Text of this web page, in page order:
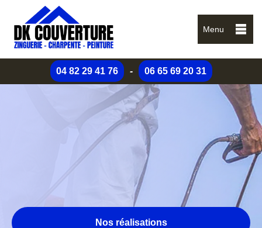
Menu
04 82 29 41 76 - 06 65 69 20 31
Nos réalisations